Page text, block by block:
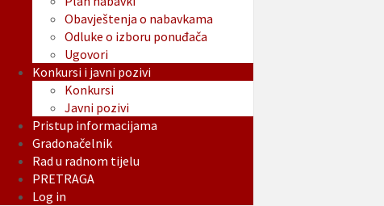
Obavještenja o nabavkama
Odluke o izboru ponuđača
Ugovori
Konkursi i javni pozivi
Konkursi
Javni pozivi
Pristup informacijama
Gradonačelnik
Rad u radnom tijelu
PRETRAGA
Log in